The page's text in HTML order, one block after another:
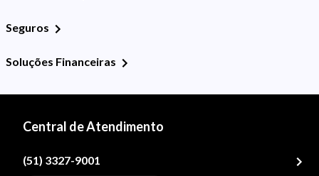
Seguros
Soluções Financeiras
Central de Atendimento
(51) 3327-9001